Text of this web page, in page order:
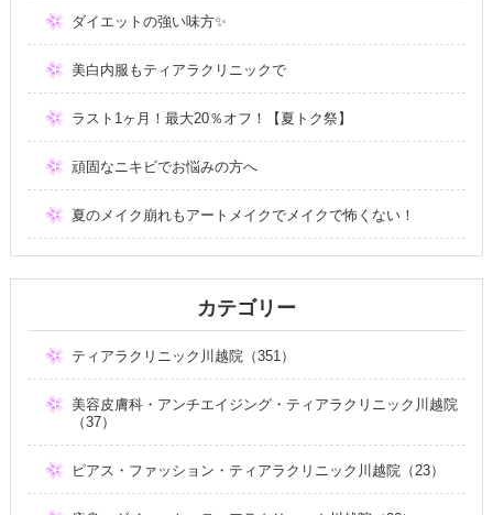
ダイエットの強い味方✨
美白内服もティアラクリニックで
ラスト1ヶ月！最大20％オフ！【夏トク祭】
頑固なニキビでお悩みの方へ
夏のメイク崩れもアートメイクでメイクで怖くない！
カテゴリー
ティアラクリニック川越院（351）
美容皮膚科・アンチエイジング・ティアラクリニック川越院
（37）
ピアス・ファッション・ティアラクリニック川越院（23）